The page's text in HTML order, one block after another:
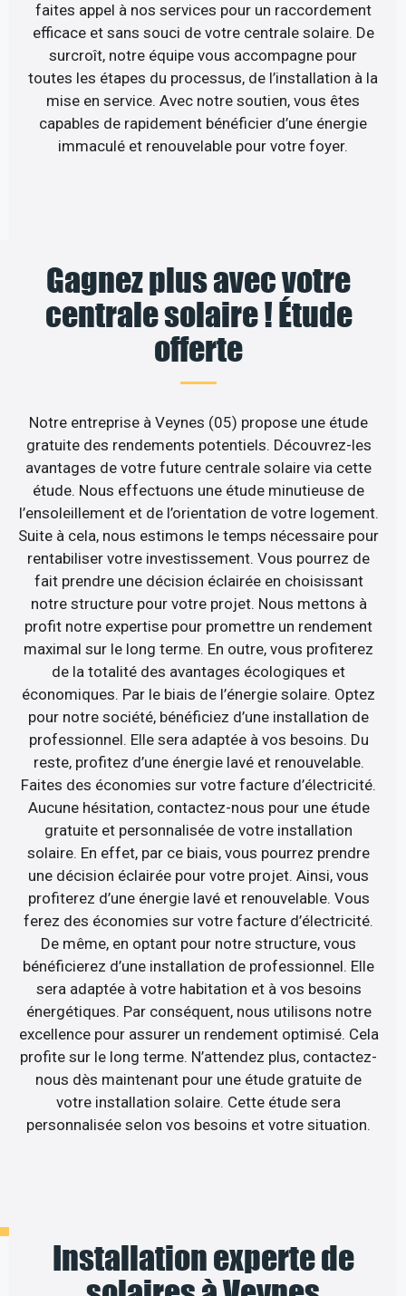
faites appel à nos services pour un raccordement
efficace et sans souci de votre centrale solaire. De
surcroît, notre équipe vous accompagne pour
toutes les étapes du processus, de l’installation à la
mise en service. Avec notre soutien, vous êtes
capables de rapidement bénéficier d’une énergie
immaculé et renouvelable pour votre foyer.
Gagnez plus avec votre
centrale solaire ! Étude
offerte
Notre entreprise à Veynes (05) propose une étude
gratuite des rendements potentiels. Découvrez-les
avantages de votre future centrale solaire via cette
étude. Nous effectuons une étude minutieuse de
l’ensoleillement et de l’orientation de votre logement.
Suite à cela, nous estimons le temps nécessaire pour
rentabiliser votre investissement. Vous pourrez de
fait prendre une décision éclairée en choisissant
notre structure pour votre projet. Nous mettons à
profit notre expertise pour promettre un rendement
maximal sur le long terme. En outre, vous profiterez
de la totalité des avantages écologiques et
économiques. Par le biais de l’énergie solaire. Optez
pour notre société, bénéficiez d’une installation de
professionnel. Elle sera adaptée à vos besoins. Du
reste, profitez d’une énergie lavé et renouvelable.
Faites des économies sur votre facture d’électricité.
Aucune hésitation, contactez-nous pour une étude
gratuite et personnalisée de votre installation
solaire. En effet, par ce biais, vous pourrez prendre
une décision éclairée pour votre projet. Ainsi, vous
profiterez d’une énergie lavé et renouvelable. Vous
ferez des économies sur votre facture d’électricité.
De même, en optant pour notre structure, vous
bénéficierez d’une installation de professionnel. Elle
sera adaptée à votre habitation et à vos besoins
énergétiques. Par conséquent, nous utilisons notre
excellence pour assurer un rendement optimisé. Cela
profite sur le long terme. N’attendez plus, contactez-
nous dès maintenant pour une étude gratuite de
votre installation solaire. Cette étude sera
personnalisée selon vos besoins et votre situation.
Installation experte de